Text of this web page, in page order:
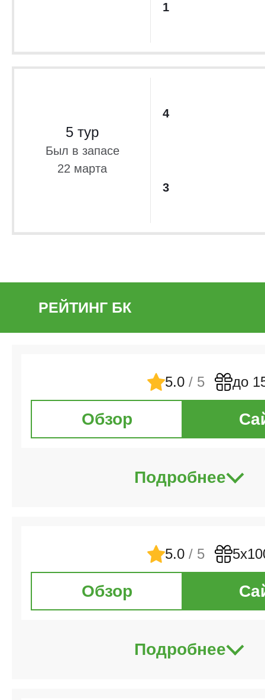
1
5 тур
Был в запасе
22 марта
4
3
РЕЙТИНГ БК
5.0 / 5 до
Обзор
Подробнее
5.0 / 5
Обзор
Подробнее